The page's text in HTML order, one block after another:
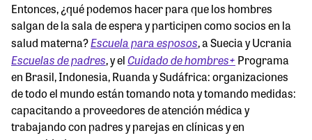
Entonces, ¿qué podemos hacer para que los hombres
salgan de la sala de espera y participen como socios en la
salud materna?Escuela para esposos, a Suecia y Ucrania
Escuelas de padres, y elCuidado de hombres+ Programa
en Brasil, Indonesia, Ruanda y Sudáfrica: organizaciones
de todo el mundo están tomando nota y tomando medidas:
capacitando a proveedores de atención médica y
trabajando con padres y parejas en clínicas y en